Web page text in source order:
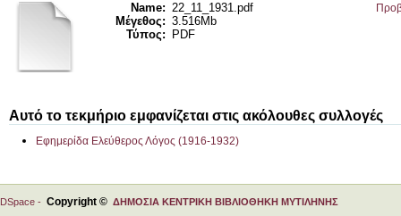
Name: 22_11_1931.pdf
Μέγεθος: 3.516Mb
Τύπος:
PDF
Αυτό το τεκμήριο εμφανίζεται στις ακόλουθες συλλογές
Εφημερίδα Ελεύθερος Λόγος (1916-1932)
DSpace - Copyright © ΔΗΜΟΣΙΑ ΚΕΝΤΡΙΚΗ ΒΙΒΛΙΟΘΗΚΗ ΜΥΤΙΛΗΝΗΣ